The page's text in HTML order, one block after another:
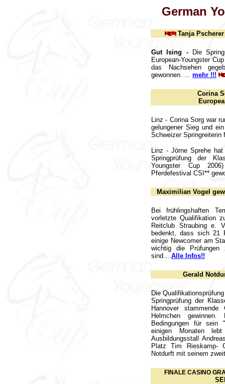
German
Tanja
Gut Ising -Die
European-Youngster
das Nachsehen
gewonnen. ... mehr !!!
Corina
Linz - Corina Sorg war
gelungener Sieg und
Schweizer Springreiterin
Linz - Jörne Sprehe
Springprüfung der
Youngster Cup
Pferdefestival CSI**
Maximilian Vogel
Bei frühlingshaften
vorletzte Qualifikation
Reitclub Straubing e.
bedenkt, dass sich 21
einige Newcomer am
wichtig die Prüfungen
sind....Alle Infos!!
Gerald
Die
Springprüfung der
Hannover
Helmchen
Bedingungen für sein
einigen Monaten
Ausbildungsstall
Platz Tim Rieskamp-
Notdurft mit seinem
FINALE CASINO